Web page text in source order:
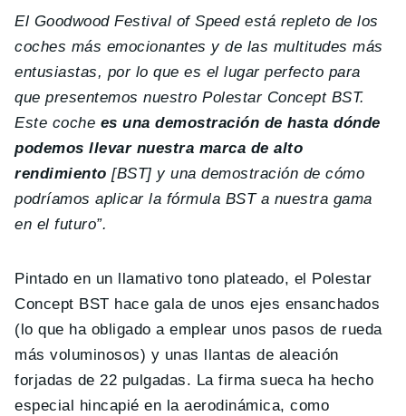
El Goodwood Festival of Speed está repleto de los
coches más emocionantes y de las multitudes más
entusiastas, por lo que es el lugar perfecto para
que presentemos nuestro Polestar Concept BST.
Este coche es una demostración de hasta dónde
podemos llevar nuestra marca de alto
rendimiento[BST] y una demostración de cómo
podríamos aplicar la fórmula BST a nuestra gama
en el futuro”.
Pintado en un llamativo tono plateado, el Polestar
Concept BST hace gala de unos ejes ensanchados
(lo que ha obligado a emplear unos pasos de rueda
más voluminosos) y unas llantas de aleación
forjadas de 22 pulgadas. La firma sueca ha hecho
especial hincapié en la aerodinámica, como